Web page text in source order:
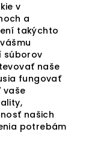
v
a
takýchto
súborov
naše
fungovať
vaše
našich
potrebám